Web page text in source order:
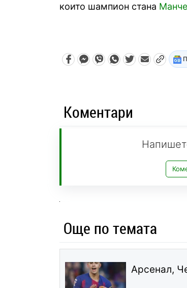
които шампион стана
Коментари
Още по темата
Арсенал,